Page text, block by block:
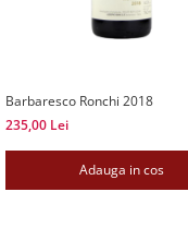
Barbaresco Ronchi 2018
235,00 Lei
Adauga in cos